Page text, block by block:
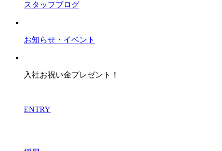
スタッフブログ
お知らせ・イベント
入社お祝い金プレゼント！
ENTRY